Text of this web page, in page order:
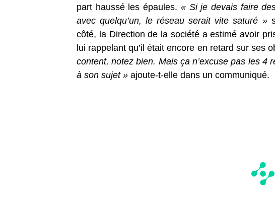
part haussé les épaules. « Si je devais faire
avec quelqu’un, le réseau serait vite saturé »
côté, la Direction de la société a estimé avoir
lui rappelant qu’il était encore en retard sur ses
content, notez bien. Mais ça n’excuse pas les 4
à son sujet » ajoute-t-elle dans un communiqué.